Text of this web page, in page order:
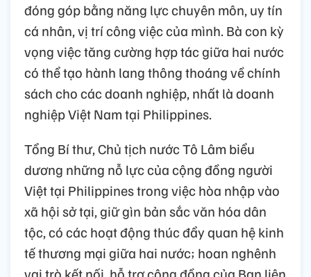
đóng góp bằng năng lực chuyên môn, uy tín
cá nhân, vị trí công việc của mình. Bà con kỳ
vọng việc tăng cường hợp tác giữa hai nước
có thể tạo hành lang thông thoáng về chính
sách cho các doanh nghiệp, nhất là doanh
nghiệp Việt Nam tại Philippines.
Tổng Bí thư, Chủ tịch nước Tô Lâm biểu
dương những nỗ lực của cộng đồng người
Việt tại Philippines trong việc hòa nhập vào
xã hội sở tại, giữ gìn bản sắc văn hóa dân
tộc, có các hoạt động thúc đẩy quan hệ kinh
tế thương mại giữa hai nước; hoan nghênh